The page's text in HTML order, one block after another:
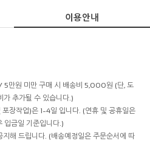
이용안내
만원 미만 구매 시 배송비 5,000원 (단, 도
추가될 수 있습니다.)
장작업)은 1~4일 입니다. (연휴 및 공휴일은
입금일 기준입니다.)
해 드립니다. (배송예정일은 주문순서에 따